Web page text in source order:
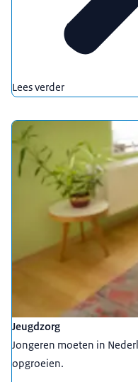
Lees verder
Jeugdzorg
Jongeren moeten in
opgroeien.